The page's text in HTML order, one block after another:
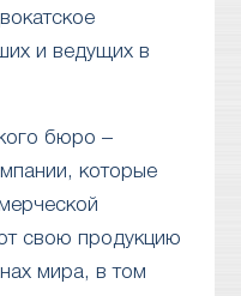
и ведущих в
бюро –
которые
свою продукцию
мира, в том